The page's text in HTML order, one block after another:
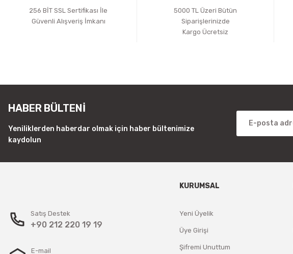
256 BİT SSL Sertifikası İle
Güvenli Alışveriş İmkanı
5000 TL Üzeri Bütün
Siparişlerinizde
Kargo Ücretsiz
HABER BÜLTENİ
Yeniliklerden haberdar olmak için haber bültenimize
kaydolun
Satış Destek
+90 212 220 19 19
E-mail
KURUMSAL
Yeni Üyelik
Üye Girişi
Şifremi Unuttum